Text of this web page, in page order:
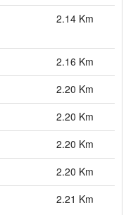
2.14 Km
2.16 Km
2.20 Km
2.20 Km
2.20 Km
2.20 Km
2.21 Km